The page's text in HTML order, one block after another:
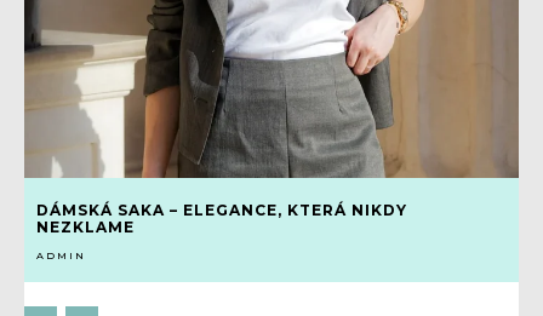
DÁMSKÁ SAKA – ELEGANCE, KTERÁ NIKDY
NEZKLAME
ADMIN